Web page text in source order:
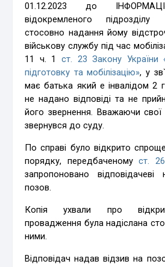
01.12.2023 до
відокремленого
стосовно надання йому
військову службу під час
11 ч. 1 ст. 23 Закону України
підготовку та мобілізацію», у
має батька який е інвалідом 2
не надано відповіді та не
його звернення. Вважаючи
звернувся до суду.
По справі було відкрито
порядку, передбаченомуст.
запропоновано
позов.
Копія ухвали про
провадження була надіслана
ними.
Відповідач надав відзив на